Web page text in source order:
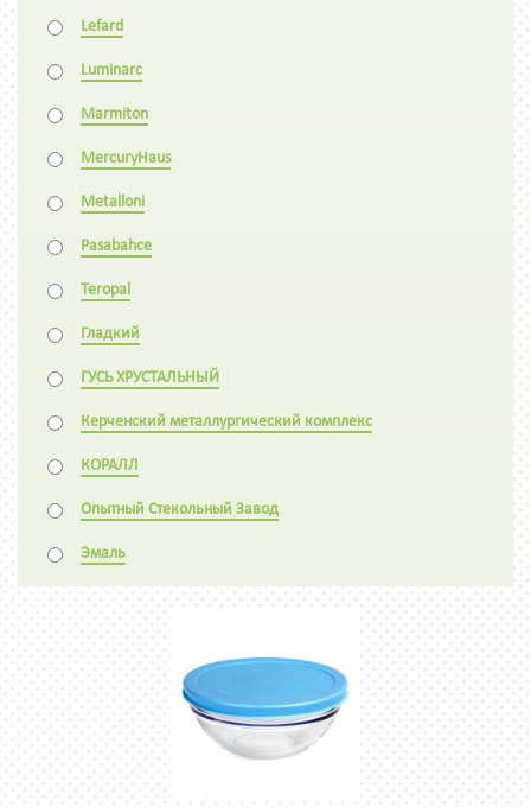
Lefard
Luminarc
Marmiton
MercuryHaus
Metalloni
Pasabahce
Teropal
Гладкий
ГУСЬ ХРУСТАЛЬНЫЙ
Керченский металлургический комплекс
КОРАЛЛ
Опытный Стекольный Завод
Эмаль